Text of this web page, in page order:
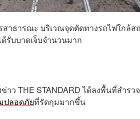
าธารณะ บริเวณจุดตัดทางรถไฟใกล้ส
รับบาดเจ็บจำนวนมาก
ว THE STANDARD ได้ลงพื้นที่สำรวจ
ปลอดภัยที่รัดกุมมากขึ้น